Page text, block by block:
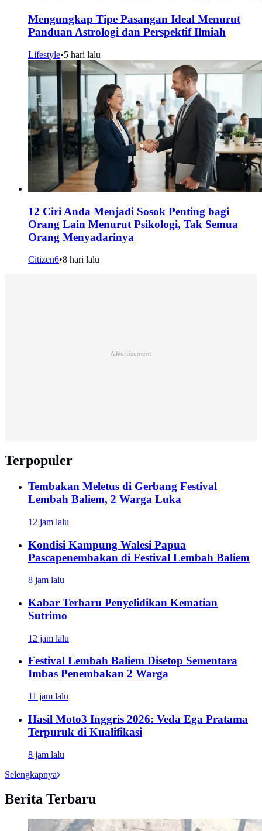
Mengungkap Tipe Pasangan Ideal Menurut
Panduan Astrologi dan Perspektif Ilmiah
Lifestyle•5 hari lalu
12 Ciri Anda Menjadi Sosok Penting bagi
Orang Lain Menurut Psikologi, Tak Semua
Orang Menyadarinya
Citizen6•8 hari lalu
Advertisement
Terpopuler
Tembakan Meletus di Gerbang Festival
Lembah Baliem, 2 Warga Luka
12 jam lalu
Kondisi Kampung Walesi Papua
Pascapenembakan di Festival Lembah Baliem
8 jam lalu
Kabar Terbaru Penyelidikan Kematian
Sutrimo
12 jam lalu
Festival Lembah Baliem Disetop Sementara
Imbas Penembakan 2 Warga
11 jam lalu
Hasil Moto3 Inggris 2026: Veda Ega Pratama
Terpuruk di Kualifikasi
8 jam lalu
Selengkapnya
Berita Terbaru